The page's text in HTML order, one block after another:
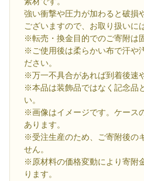
強い衝撃や圧力が加わると破損
ございますので、お取り扱いに
※転売・換金目的でのご寄附は
※ご使用後は柔らかい布で汗や
ださい。
※万一不具合があれば到着後速
※本品は装飾品ではなく記念品
い。
※画像はイメージです。ケース
あります。
※受注生産のため、ご寄附後の
せん。
※原材料の価格変動により寄附
ります。